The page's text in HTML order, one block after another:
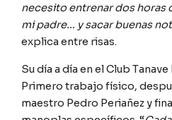
necesito entrenar dos horas
mi padre… y sacar buenas
explica entre risas.
Su día a día en el Club
Primero trabajo físico,
maestro Pedro Periañez y